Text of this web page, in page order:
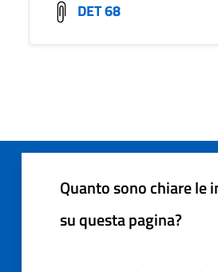
DET 68
Quanto sono chiare le
su questa pagina?